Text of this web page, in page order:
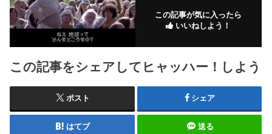
この記事が気に入ったら
いいねしよう！
この記事をシェアしてヒャッハー！しよう
ポスト シェア
はてブ 送る